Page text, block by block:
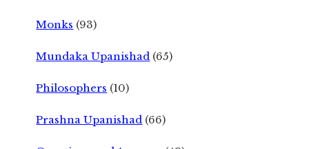
Monks (93)
Mundaka Upanishad (65)
Philosophers (10)
Prashna Upanishad (66)